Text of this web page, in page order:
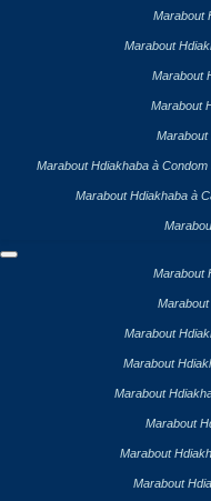
Marabout
Marabout
Marabout
Marabout
Marabout
Marabout Hdiakhaba à Condom
Marabout Hdiakhaba à
Marabout
Marabout
Marabout
Marabout
Marabout
Marabout
Marabout